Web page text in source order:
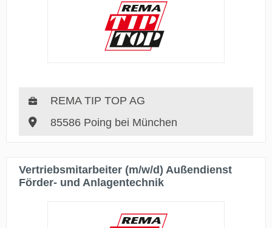
REMA TIP TOP AG
85586 Poing bei München
Vertriebsmitarbeiter (m/w/d) Außendienst
Förder- und Anlagentechnik